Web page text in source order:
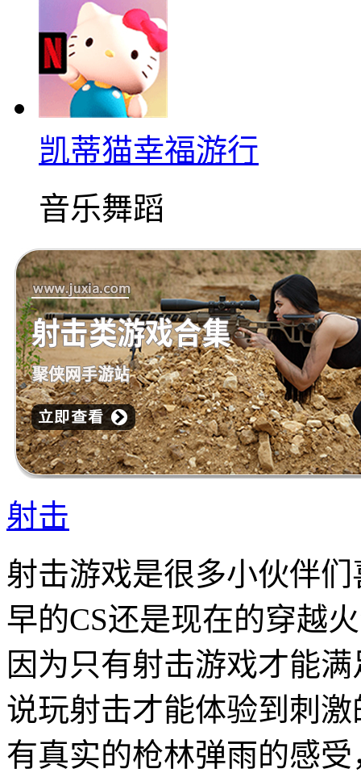
凯蒂猫幸福游行
音乐舞蹈
射击
射击游戏是很多小伙伴
早的CS还是现在的穿越
因为只有射击游戏才能
说玩射击才能体验到刺
有真实的枪林弹雨的感